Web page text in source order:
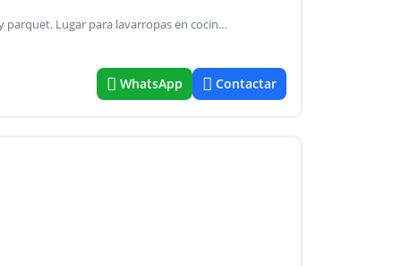
Muy buen dos ambientes muy luminoso. Pisos mosaicos y parquet. Lugar para lavarropas en cocina. Amplias medidas que totalizan 48 m2. Se requiere seguro de caución. Mes de depósito, mes de adelanto.
WhatsApp Contactar